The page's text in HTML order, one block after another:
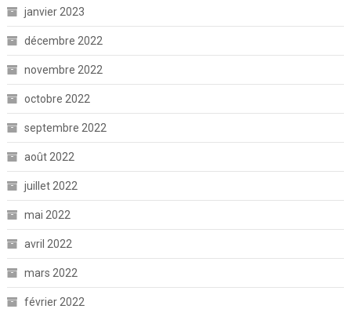
janvier 2023
décembre 2022
novembre 2022
octobre 2022
septembre 2022
août 2022
juillet 2022
mai 2022
avril 2022
mars 2022
février 2022